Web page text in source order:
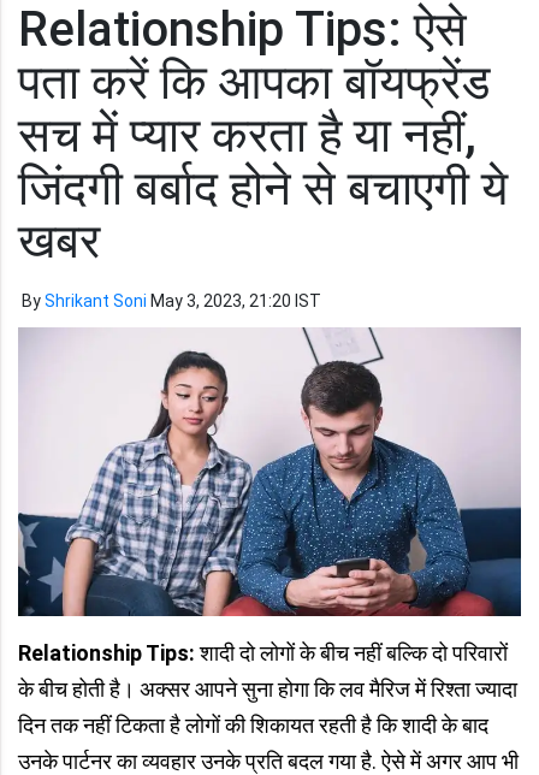
Relationship Tips: ऐसे
पता करें कि आपका बॉयफ्रेंड
सच में प्यार करता है या नहीं,
जिंदगी बर्बाद होने से बचाएगी ये
खबर
ByShrikant Soni May 3, 2023, 21:20 IST
Relationship Tips:शादी दो लोगों के बीच नहीं बल्कि दो परिवारों
के बीच होती है। अक्सर आपने सुना होगा कि लव मैरिज में रिश्ता ज्यादा
दिन तक नहीं टिकता है लोगों की शिकायत रहती है कि शादी के बाद
उनके पार्टनर का व्यवहार उनके प्रति बदल गया है. ऐसे में अगर आप भी